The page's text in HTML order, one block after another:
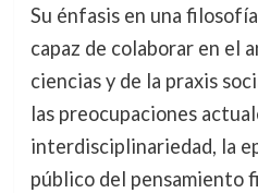
Su énfasis en una
capaz de colaborar en el
ciencias y de la praxis
las preocupaciones
interdisciplinariedad, la
público del pensamiento